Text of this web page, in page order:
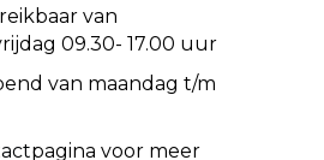
van
09.30- 17.00 uur
van maandag t/m
pagina voor meer